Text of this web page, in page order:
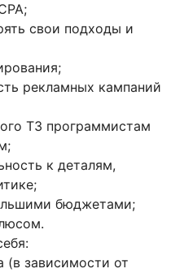
свои подходы и
рекламных кампаний
ТЗ программистам
к деталям,
бюджетами;
(в зависимости от